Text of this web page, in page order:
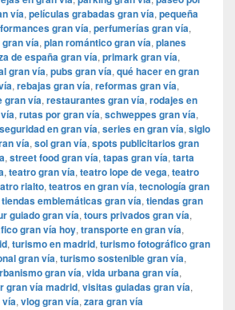
vía, películas grabadas gran vía, pequeña
gran vía, perfumerías gran vía,
vía, plan romántico gran vía, planes
de españa gran vía, primark gran vía,
gran vía, pubs gran vía, qué hacer en gran
, rebajas gran vía, reformas gran vía,
gran vía, restaurantes gran vía, rodajes en
, rutas por gran vía, schweppes gran vía,
seguridad en gran vía, series en gran vía, siglo
vía, sol gran vía, spots publicitarios gran
, street food gran vía, tapas gran vía, tarta
, teatro gran vía, teatro lope de vega, teatro
rialto, teatros en gran vía, tecnología gran
tiendas emblemáticas gran vía, tiendas gran
guiado gran vía, tours privados gran vía,
gran vía hoy, transporte en gran vía,
, turismo en madrid, turismo fotográfico gran
gran vía, turismo sostenible gran vía,
gran vía, vida urbana gran vía,
gran vía madrid, visitas guiadas gran vía,
vía, vlog gran vía, zara gran vía